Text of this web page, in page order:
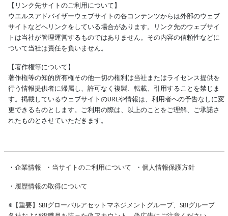
【リンク先サイトのご利用について】
ウエルスアドバイザーウェブサイトの各コンテンツからは外部のウェブ
サイトなどへリンクをしている場合があります。リンク先のウェブサイ
トは当社が管理運営するものではありません。その内容の信頼性などに
ついて当社は責任を負いません。
【著作権等について】
著作権等の知的所有権その他一切の権利は当社またはライセンス提供を
行う情報提供者に帰属し、許可なく複製、転載、引用することを禁じま
す。掲載しているウェブサイトのURLや情報は、利用者への予告なしに変
更できるものとします。ご利用の際は、以上のことをご理解、ご承諾さ
れたものとさせていただきます。
・ 企業情報 ・ 当サイトのご利用について ・ 個人情報保護方針
・ 履歴情報の取得について
※【重要】SBIグローバルアセットマネジメントグループ、SBIグループ